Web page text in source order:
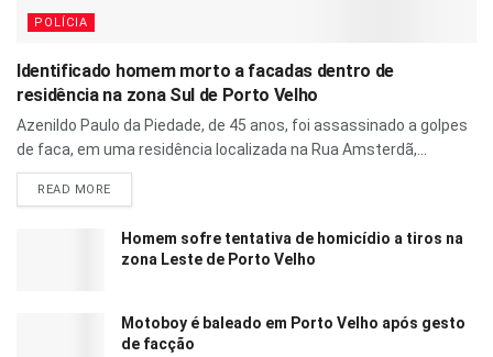
POLÍCIA
Identificado homem morto a facadas dentro de
residência na zona Sul de Porto Velho
Azenildo Paulo da Piedade, de 45 anos, foi assassinado a golpes
de faca, em uma residência localizada na Rua Amsterdã,...
READ MORE
Homem sofre tentativa de homicídio a tiros na
zona Leste de Porto Velho
Motoboy é baleado em Porto Velho após gesto
de facção